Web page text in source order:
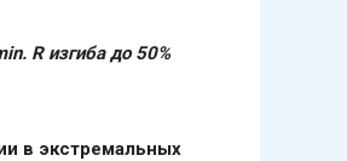
R изгиба до 50%
в экстремальных